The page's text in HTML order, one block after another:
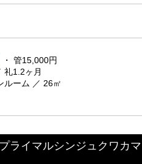
・ 管15,000円
礼1.2ヶ月
ルーム ／ 26㎡
プライマルシンジュクワカ